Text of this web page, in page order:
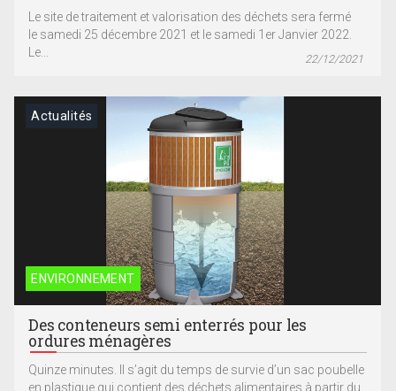
Le site de traitement et valorisation des déchets sera fermé
le samedi 25 décembre 2021 et le samedi 1er Janvier 2022.
Le...
22/12/2021
ENVIRONNEMENT
Actualités
Des conteneurs semi enterrés pour les
ordures ménagères
Quinze minutes. Il s’agit du temps de survie d’un sac poubelle
en plastique qui contient des déchets alimentaires à partir du